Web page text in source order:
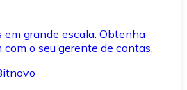
em grande escala. Obtenha
o seu gerente de contas.